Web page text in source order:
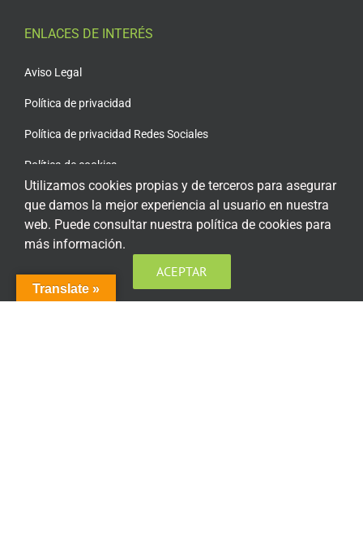
ENLACES DE INTERÉS
Aviso Legal
Política de privacidad
Política de privacidad Redes Sociales
Política de cookies
Condiciones generales de contratación
Acceso plataforma de teleformación
Translate »
Utilizamos cookies propias y de terceros para asegurar
que damos la mejor experiencia al usuario en nuestra
web. Puede consultar nuestra política de cookies para
más información.
ACEPTAR